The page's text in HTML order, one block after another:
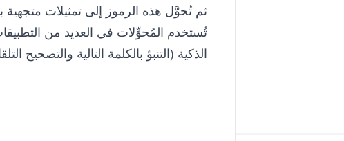
ثم تُحوَّل هذه الرموز إلى تمثيلات
تُستخدم المُحوِّلات في العديد من
الذكية (التنبؤ بالكلمة التالية والتصحيح